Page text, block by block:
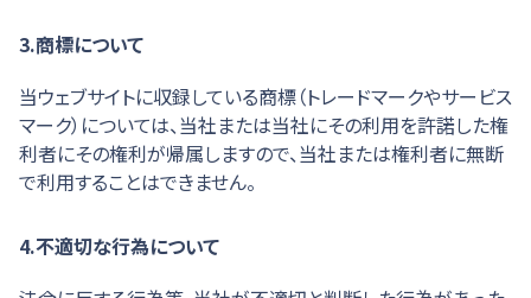
3.商標について
当ウェブサイトに収録している商標（トレードマークやサービス
マーク）については、当社または当社にその利用を許諾した権
利者にその権利が帰属しますので、当社または権利者に無断
で利用することはできません。
4.不適切な行為について